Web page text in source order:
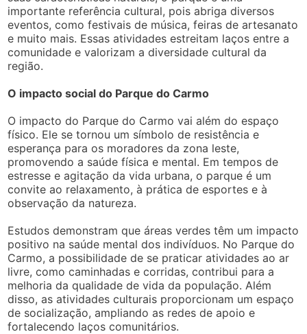
importante referência cultural, pois abriga diversos
eventos, como festivais de música, feiras de artesanato
e muito mais. Essas atividades estreitam laços entre a
comunidade e valorizam a diversidade cultural da
região.
O impacto social do Parque do Carmo
O impacto do Parque do Carmo vai além do espaço
físico. Ele se tornou um símbolo de resistência e
esperança para os moradores da zona leste,
promovendo a saúde física e mental. Em tempos de
estresse e agitação da vida urbana, o parque é um
convite ao relaxamento, à prática de esportes e à
observação da natureza.
Estudos demonstram que áreas verdes têm um impacto
positivo na saúde mental dos indivíduos. No Parque do
Carmo, a possibilidade de se praticar atividades ao ar
livre, como caminhadas e corridas, contribui para a
melhoria da qualidade de vida da população. Além
disso, as atividades culturais proporcionam um espaço
de socialização, ampliando as redes de apoio e
fortalecendo laços comunitários.